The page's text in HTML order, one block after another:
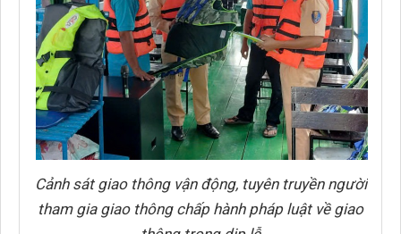
Cảnh sát giao thông vận động, tuyên truyền người
tham gia giao thông chấp hành pháp luật về giao